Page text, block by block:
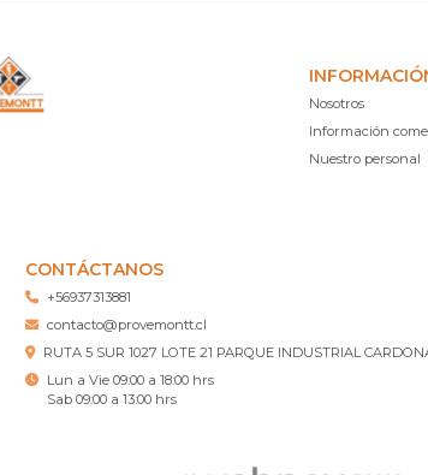
Nosotros
Información
Nuestro personal
CONTÁCTANOS
+56937313881
contacto@provemontt.cl
RUTA 5 SUR 1027 LOTE 21 PARQUE INDUSTRIAL
Lun a Vie 09:00 a 18:00 hrs
Sab 09:00 a 13:00 hrs